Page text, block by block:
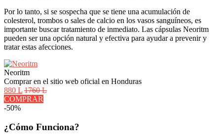
Por lo tanto, si se sospecha que se tiene una acumulación de
colesterol, trombos o sales de calcio en los vasos sanguíneos, es
importante buscar tratamiento de inmediato. Las cápsulas Neoritm
pueden ser una opción natural y efectiva para ayudar a prevenir y
tratar estas afecciones.
Neoritm
Comprar en el sitio web oficial en Honduras
880 L 1760 L
COMPRAR
-50%
¿Cómo Funciona?